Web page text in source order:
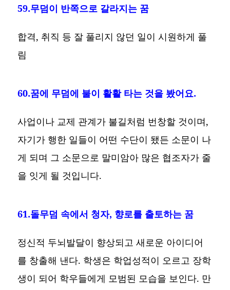
59.무덤이 반쪽으로 갈라지는 꿈
합격, 취직 등 잘 풀리지 않던 일이 시원하게 풀
림
60.꿈에 무덤에 불이 활활 타는 것을 봤어요.
사업이나 교제 관계가 불길처럼 번창할 것이며,
자기가 행한 일들이 어떤 수단이 됐든 소문이 나
게 되며 그 소문으로 말미암아 많은 협조자가 줄
을 잇게 될 것입니다.
61.돌무덤 속에서 청자, 향로를 출토하는 꿈
정신적 두뇌발달이 향상되고 새로운 아이디어
를 창출해 낸다. 학생은 학업성적이 오르고 장학
생이 되어 학우들에게 모범된 모습을 보인다. 만